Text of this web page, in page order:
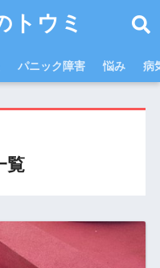
トウミ
パニック障害 悩み 病
覧